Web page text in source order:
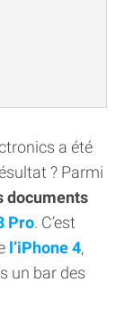
a été
? Parmi
documents
Pro. C’est
l’iPhone 4,
un bar des